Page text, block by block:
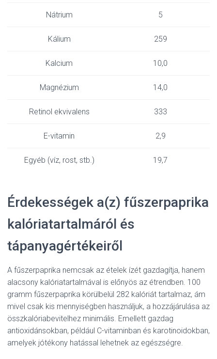
Nátrium 5
Kálium 259
Kalcium 10,0
Magnézium 14,0
Retinol ekvivalens 333
E-vitamin 2,9
Egyéb (víz, rost, stb.) 19,7
Érdekességek a(z) fűszerpaprika
kalóriatartalmáról és
tápanyagértékeiről
A fűszerpaprika nemcsak az ételek ízét gazdagítja, hanem
alacsony kalóriatartalmával is előnyös az étrendben. 100
gramm fűszerpaprika körülbelül 282 kalóriát tartalmaz, ám
mivel csak kis mennyiségben használjuk, a hozzájárulása az
összkalóriabevitelhez minimális. Emellett gazdag
antioxidánsokban, például C-vitaminban és karotinoidokban,
amelyek jótékony hatással lehetnek az egészségre.